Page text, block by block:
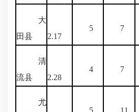
大
田县
2.17
5 7
清
流县
2.28
4 7
尤
5 11